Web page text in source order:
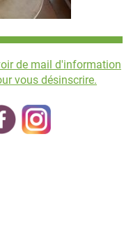
de mail d'information
vous désinscrire.